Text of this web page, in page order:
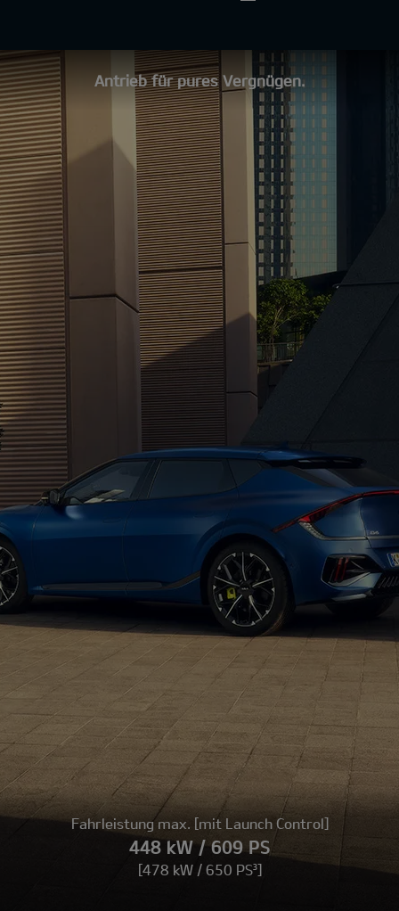
Antrieb für pures Vergnügen.
Fahrleistung max. [mit Launch Control]
448 kW / 609 PS
[478 kW / 650 PS³]